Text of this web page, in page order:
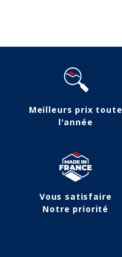
Meilleurs prix toute
l'année
Vous satisfaire
Notre priorité